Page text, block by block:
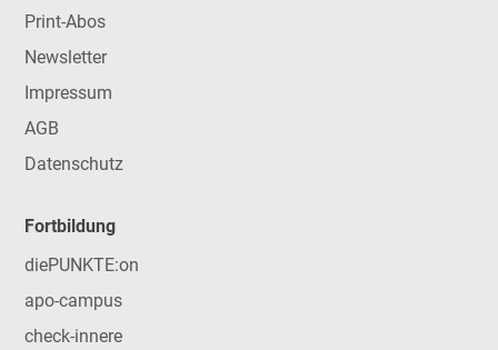
Print-Abos
Newsletter
Impressum
AGB
Datenschutz
Fortbildung
diePUNKTE:on
apo-campus
check-innere